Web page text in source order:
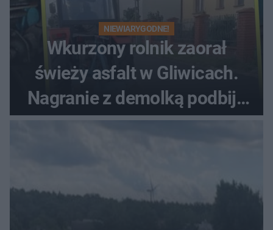
NIEWIARYGODNE!
Wkurzony rolnik zaorał
świeży asfalt w Gliwicach.
Nagranie z demolką podbija
sieć